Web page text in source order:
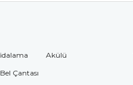
Akülü
Çantası